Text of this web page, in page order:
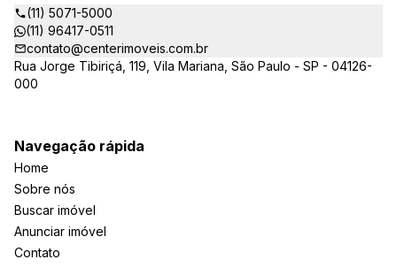
Administração de Imóveis Residenciais e Comerciais de São
Paulo (SECOVI).
(11) 5071-5000
(11) 96417-0511
contato@centerimoveis.com.br
Rua Jorge Tibiriçá, 119, Vila Mariana, São Paulo - SP - 04126-
000
Navegação rápida
Home
Sobre nós
Buscar imóvel
Anunciar imóvel
Contato